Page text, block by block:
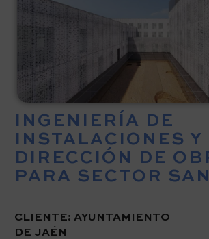
INGENIERÍA DE
INSTALACIONES Y
DIRECCIÓN DE
PARA SECTOR
CLIENTE: AYUNTAMIENTO
DE JAÉN